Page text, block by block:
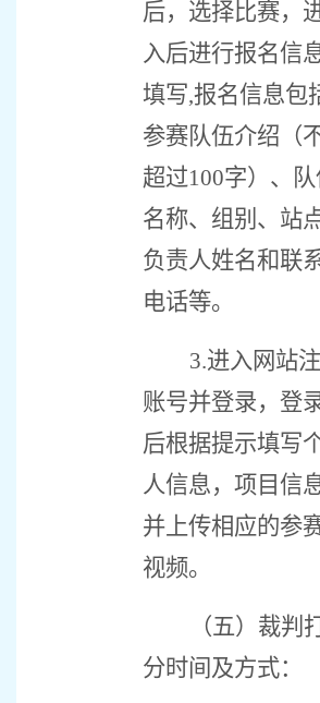
后，选择比赛，
入后进行报名信
填写,报名信息包
参赛队伍介绍（
超过100字）、队
名称、组别、站
负责人姓名和联
电话等。
3.进入网站
账号并登录，登
后根据提示填写
人信息，项目信
并上传相应的参
视频。
（五）裁判
分时间及方式：